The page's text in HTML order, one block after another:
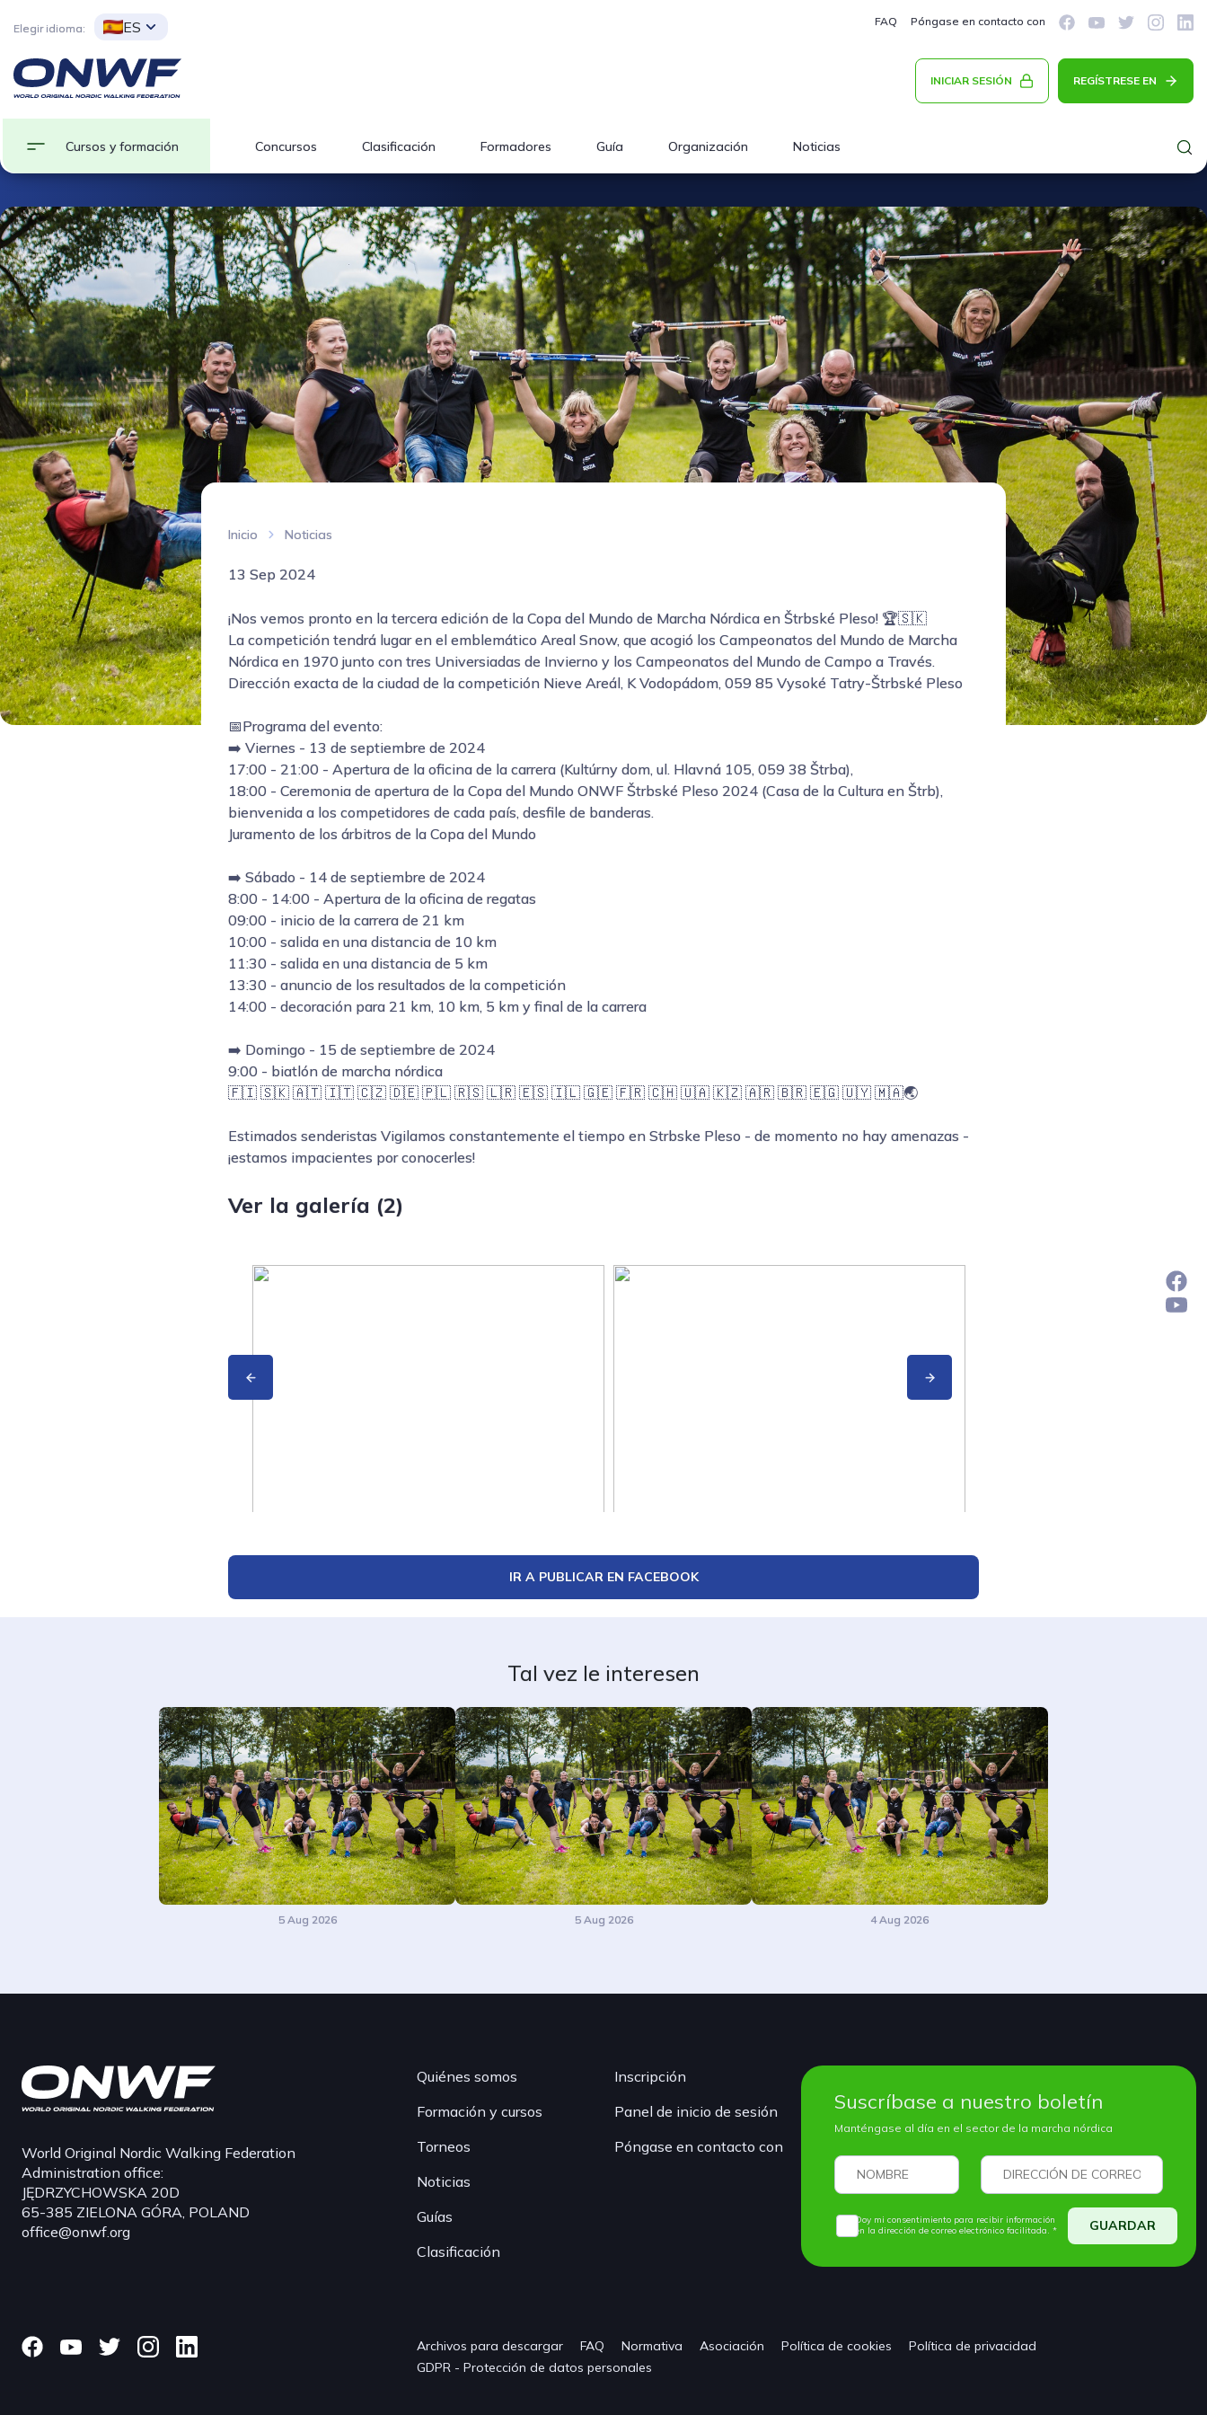
Elegir idioma: ES FAQ Póngase en contacto con
INICIAR SESIÓN REGÍSTRESE EN
Cursos y formación Concursos Clasificación Formadores Guía Organización Noticias
Inicio Noticias
13 Sep 2024
¡Nos vemos pronto en la tercera edición de la Copa del Mundo de Marcha Nórdica en Štrbské Pleso! 🏆🇸🇰
La competición tendrá lugar en el emblemático Areal Snow, que acogió los Campeonatos del Mundo de Marcha
Nórdica en 1970 junto con tres Universiadas de Invierno y los Campeonatos del Mundo de Campo a Través.
Dirección exacta de la ciudad de la competición Nieve Areál, K Vodopádom, 059 85 Vysoké Tatry-Štrbské Pleso
📅Programa del evento:
➡️ Viernes - 13 de septiembre de 2024
17:00 - 21:00 - Apertura de la oficina de la carrera (Kultúrny dom, ul. Hlavná 105, 059 38 Štrba),
18:00 - Ceremonia de apertura de la Copa del Mundo ONWF Štrbské Pleso 2024 (Casa de la Cultura en Štrb),
bienvenida a los competidores de cada país, desfile de banderas.
Juramento de los árbitros de la Copa del Mundo
➡️ Sábado - 14 de septiembre de 2024
8:00 - 14:00 - Apertura de la oficina de regatas
09:00 - inicio de la carrera de 21 km
10:00 - salida en una distancia de 10 km
11:30 - salida en una distancia de 5 km
13:30 - anuncio de los resultados de la competición
14:00 - decoración para 21 km, 10 km, 5 km y final de la carrera
➡️ Domingo - 15 de septiembre de 2024
9:00 - biatlón de marcha nórdica
🇫🇮 🇸🇰 🇦🇹 🇮🇹 🇨🇿 🇩🇪 🇵🇱 🇷🇸 🇱🇷 🇪🇸 🇮🇱 🇬🇪 🇫🇷 🇨🇭 🇺🇦 🇰🇿 🇦🇷 🇧🇷 🇪🇬 🇺🇾 🇲🇦🌏
Estimados senderistas Vigilamos constantemente el tiempo en Strbske Pleso - de momento no hay amenazas -
¡estamos impacientes por conocerles!
Ver la galería (2)
IR A PUBLICAR EN FACEBOOK
Tal vez le interesen
5 Aug 2026 5 Aug 2026 4 Aug 2026
World Original Nordic Walking Federation
Administration office:
JĘDRZYCHOWSKA 20D
65-385 ZIELONA GÓRA, POLAND
office@onwf.org
Quiénes somos
Formación y cursos
Torneos
Noticias
Guías
Clasificación
Inscripción
Panel de inicio de sesión
Póngase en contacto con
Suscríbase a nuestro boletín
Manténgase al día en el sector de la marcha nórdica
Doy mi consentimiento para recibir información
en la dirección de correo electrónico facilitada. *
GUARDAR
Archivos para descargar FAQ Normativa Asociación Política de cookies
Política de privacidad
GDPR - Protección de datos personales